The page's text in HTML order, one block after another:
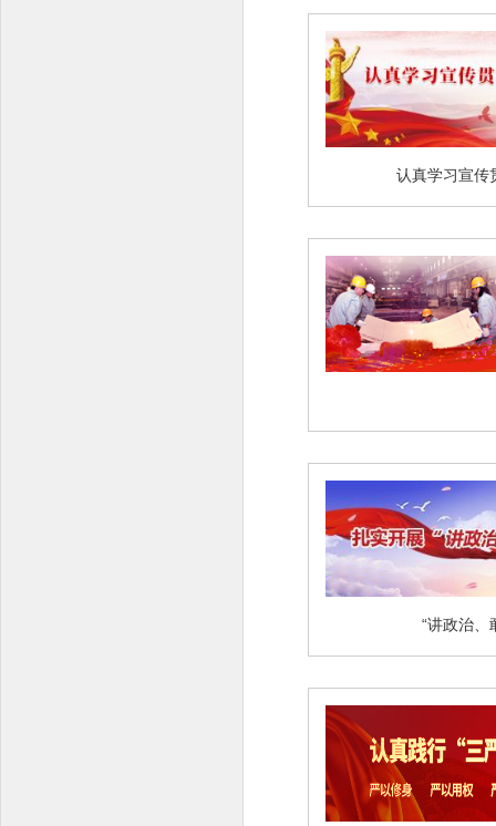
认真学习宣传
“讲政治、